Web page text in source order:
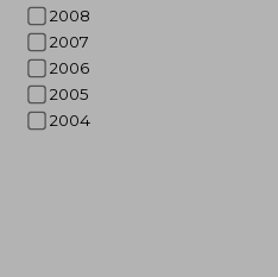
2008
2007
2006
2005
2004